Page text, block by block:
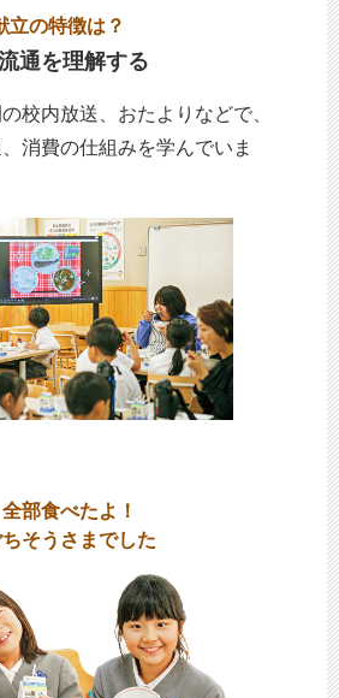
立の特徴は？
通を理解する
校内放送、おたよりなどで、
消費の仕組みを学んでいま
全部食べたよ！
そうさまでした